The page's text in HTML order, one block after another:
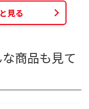
見る
商品も見て